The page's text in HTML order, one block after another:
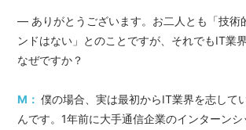
― ありがとうございます。お二人とも「技術
ンドはない」とのことですが、それでもIT業
なぜですか？
M：僕の場合、実は最初からIT業界を志して
んです。1年前に大手通信企業のインターンシ